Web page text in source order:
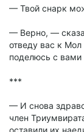
— Твой снарк
— Верно, —
отведу вас к Мол
поделюсь с вами
***
— И снова
член
оставили их